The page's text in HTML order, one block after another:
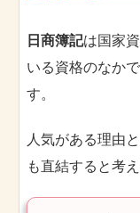
日商簿記は国家
いる資格のなか
す。
人気がある理由
も直結すると考